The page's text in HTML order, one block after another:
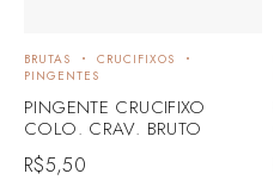
BRUTAS
CRUCIFIXOS
PINGENTES
PINGENTE CRUCIFIXO
COLO. CRAV. BRUTO
R$5,50